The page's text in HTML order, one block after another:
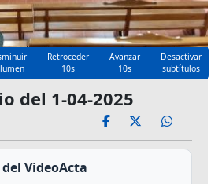
Retroceder
10s
Avanzar
10s
Desactivar
subtítulos
del 1-04-2025
VideoActa